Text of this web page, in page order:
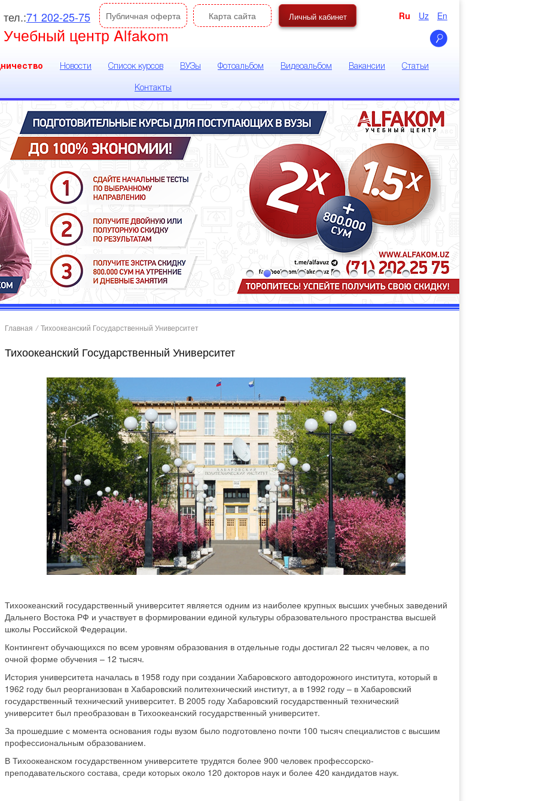
тел.:71 202-25-75 Публичная оферта
Учебный центр Alfakom
Карта сайта Личный кабинет Ru Uz En
Новости Список курсов ВУЗы Фотоальбом Видеоальбом Вакансии Статьи
Контакты
Главная / Тихоокеанский Государственный Университет
Тихоокеанский Государственный Университет
Тихоокеанский государственный университет является одним из наиболее крупных высших учебных заведений
Дальнего Востока РФ и участвует в формировании единой культуры образовательного пространства высшей
школы Российской Федерации.
Контингент обучающихся по всем уровням образования в отдельные годы достигал 22 тысяч человек, а по
очной форме обучения – 12 тысяч.
История университета началась в 1958 году при создании Хабаровского автодорожного института, который в
1962 году был реорганизован в Хабаровский политехнический институт, а в 1992 году – в Хабаровский
государственный технический университет. В 2005 году Хабаровский государственный технический
университет был преобразован в Тихоокеанский государственный университет.
За прошедшие с момента основания годы вузом было подготовлено почти 100 тысяч специалистов с высшим
профессиональным образованием.
В Тихоокеанском государственном университете трудятся более 900 человек профессорско-
преподавательского состава, среди которых около 120 докторов наук и более 420 кандидатов наук.